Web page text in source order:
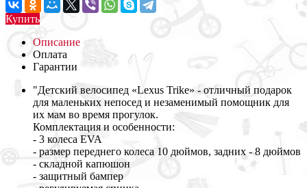
Купить
Описание
Оплата
Гарантии
"Детский велосипед «Lexus Trike» - отличный подарок
для маленьких непосед и незаменимый помощник для
их мам во время прогулок.
Комплектация и особенности:
- 3 колеса EVA
- размер переднего колеса 10 дюймов, задних - 8 дюймов
- складной капюшон
- защитный бампер